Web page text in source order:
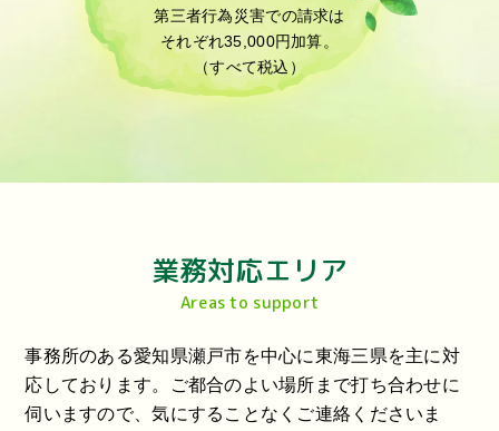
第三者行為災害での請求は
それぞれ35,000円加算。
（すべて税込）
業務対応エリア
Areas to support
事務所のある愛知県瀬戸市を中心に東海三県を主に対
応しております。ご都合のよい場所まで打ち合わせに
伺いますので、気にすることなくご連絡くださいま